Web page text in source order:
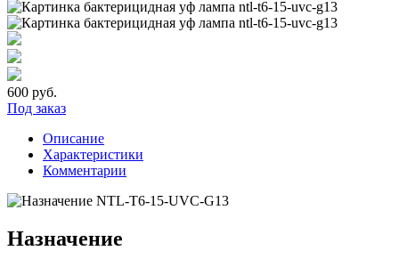
600 руб.
Под заказ
Описание
Характеристики
Комментарии
Назначение